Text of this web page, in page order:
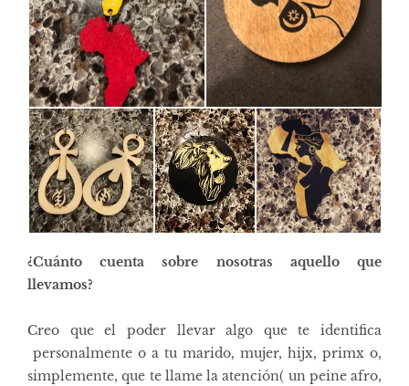
¿Cuánto cuenta sobre nosotras aquello que
llevamos?
Creo que el poder llevar algo que te identifica
personalmente o a tu marido, mujer, hijx, primx o,
simplemente, que te llame la atención( un peine afro,